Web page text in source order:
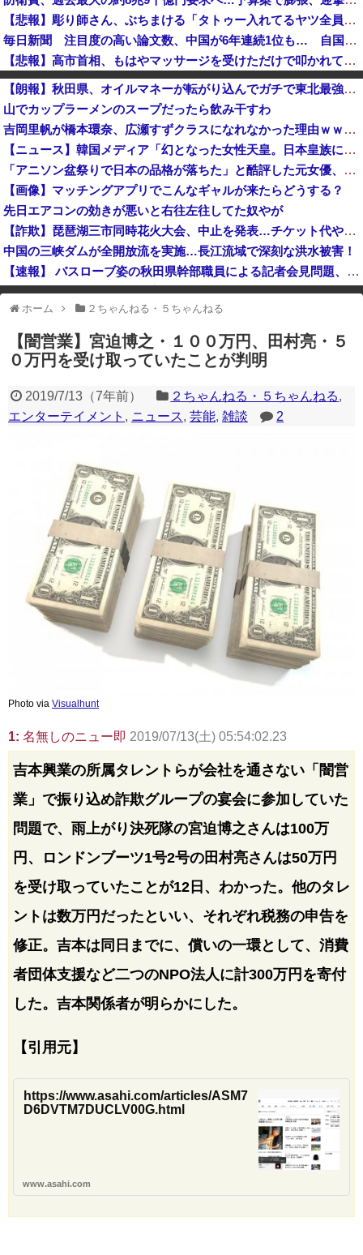
【悲報】彫り師さん、ぶちまける「タトゥー入れてるヤツ全員バカです」「すごい民度低いです」「一言目でバカだなってわかります全員」
毎日新聞 注目度の高い論文数、中国が6年連続1位も… 自国引用が6割超 [8/7]
【悲報】高市首相、もはやマッサージを受けただけで叩かれてしまう
反核団体の代表を務める爺さん、「核を持たないで日本を守れますか」と中学生に詰問された結果……
【超速報】靖國神社、ようやく気づくｗｗｗｗｗｗｗｗｗｗ
【イオンモール熊本】従業員の避難誘導で、社内規定に抵触か
夏のボーナス、一人あたり100万円を突破
【悲報】高市総理の悲願「消費税1％」表明も支持率初の6割切り
【朗報】秋田県、オイルマネーが転がり込んでガチで東北最強へｗｗｗｗｗｗｗｗｗｗｗｗ
山でカップラーメンのスープだったら飲み干すわ
吉岡里帆が橋本環奈、広瀬すずクラスになれなかった理由ｗｗｗｗｗｗ
【ニュース】韓国メディア「幻となった女性天皇。日本皇族に韓半島の男の血が入る可能性がゼロに・・・」
「アニソン盆祭りで日本の品格が落ちた」と酷評した元女優、「あんたが品格を語るのかよ！」と総ツッコミを食らってしまい……
【画像】マッチングアプリでこんなギャルが来たらどうする？
先日エアコンの効きが悪いと右往左往してた奴やが
【詐欺】琵琶湖三市同時花火大会、中止を発表…チケット代や出店料の返金については明言せず
中国の三峡ダムが全開放流を実施…長江流域で深刻な洪水被害！
【速報】 バスローブ姿の秋田県幹部職員による記者会見問題、ラブホテルからの参加だと特定「体調が優れなかったため...」とは何だったのか
韓国サッカー協会、外国人審判を性接待で買収していた事が判明
一部のコンテンツが表示されなくなったり、サイト全体のレイアウトが崩れ
たりする場合があります。
ホーム ２ちゃんねる・５ちゃんねる
【闇営業】宮迫博之・１００万円、田村亮・５
０万円を受け取っていたことが判明
2019/7/13（7年前） ２ちゃんねる・５ちゃんねる,
エンターテイメント , ニュース, 芸能, 雑談 2
Photo via Visualhunt
1: 名無しのニュー即 2019/07/13(土) 05:54:02.23
吉本興業の所属タレントらが会社を通さない「闇営
業」で振り込め詐欺グループの宴会に参加していた
問題で、雨上がり決死隊の宮迫博之さんは100万
円、ロンドンブーツ1号2号の田村亮さんは50万円
を受け取っていたことが12日、わかった。他のタレ
ントは数万円だったといい、それぞれ税務の申告を
修正。吉本は同日までに、償いの一環として、消費
者団体支援など二つのNPO法人に計300万円を寄付
した。吉本関係者が明らかにした。
【引用元】
https://www.asahi.com/articles/ASM7
D6DVTM7DUCLV00G.html
www.asahi.com